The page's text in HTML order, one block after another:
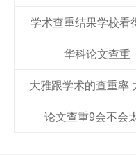
学术查重结果学校看
华科论文查重
大雅跟学术的查重率
论文查重9会不会